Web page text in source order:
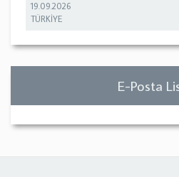
19.09.2026
TÜRKİYE
E-Posta